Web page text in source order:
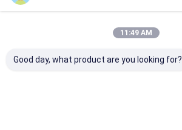
11:49 AM
Good day, what product are you looking for?